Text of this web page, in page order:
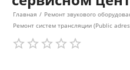
Главная / Ремонт звукового
Ремонт систем трансляции (Public